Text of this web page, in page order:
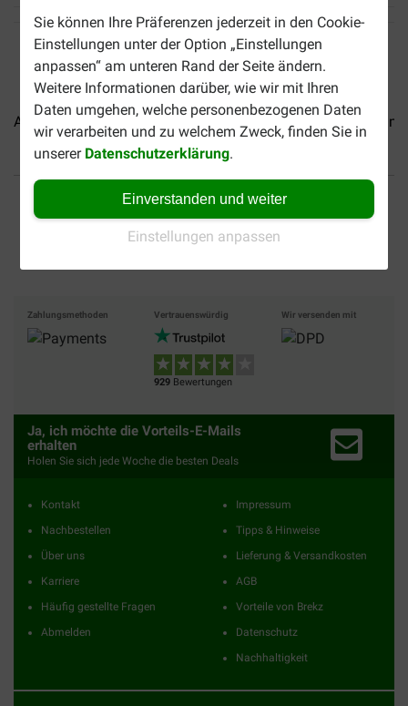
Sie können Ihre Präferenzen jederzeit in den Cookie-
Einstellungen unter der Option „Einstellungen
anpassen“ am unteren Rand der Seite ändern.
Weitere Informationen darüber, wie wir mit Ihren
Daten umgehen, welche personenbezogenen Daten
wir verarbeiten und zu welchem Zweck, finden Sie in
unserer Datenschutzerklärung.
Einverstanden und weiter
Einstellungen anpassen
Almo Nature HFC Natural... Almo Nature HFC Jelly...
Versandkostenfrei ab 69 €
Zahlungsmethoden Vertrauenswürdig
929 Bewertungen
Wir versenden mit
Ja, ich möchte die Vorteils-E-Mails
erhalten
Holen Sie sich jede Woche die besten Deals
Kontakt
Nachbestellen
Über uns
Karriere
Häufig gestellte Fragen
Abmelden
Impressum
Tipps & Hinweise
Lieferung & Versandkosten
AGB
Vorteile von Brekz
Datenschutz
Nachhaltigkeit